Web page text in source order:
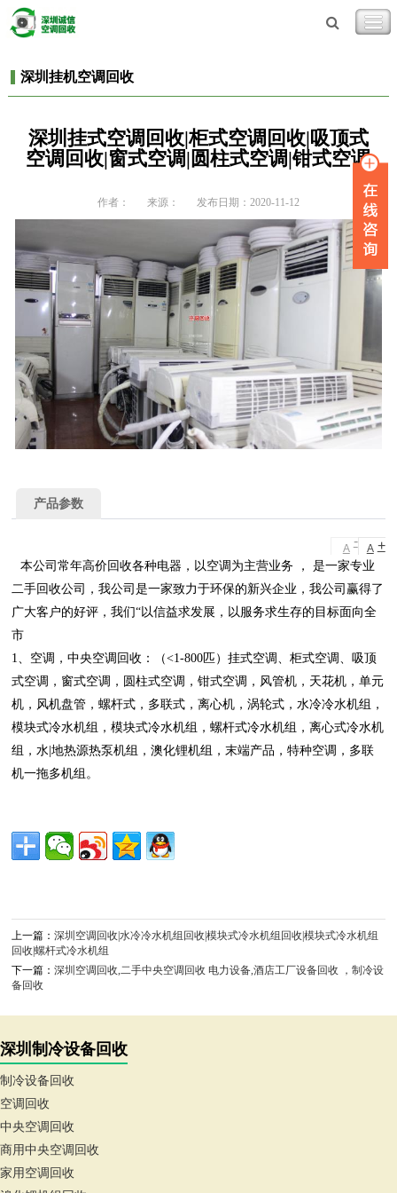
深圳挂机空调回收
深圳挂式空调回收|柜式空调回收|吸顶式
空调回收|窗式空调|圆柱式空调|钳式空调
作者： 来源： 发布日期：2020-11-12
产品参数
A - A +
本公司常年高价回收各种电器，以空调为主营业务 ， 是一家专业
二手回收公司，我公司是一家致力于环保的新兴企业，我公司赢得了
广大客户的好评，我们“以信益求发展，以服务求生存的目标面向全
市
1、空调，中央空调回收：（<1-800匹）挂式空调、柜式空调、吸顶
式空调，窗式空调，圆柱式空调，钳式空调，风管机，天花机，单元
机，风机盘管，螺杆式，多联式，离心机，涡轮式，水冷冷水机组，
模块式冷水机组，模块式冷水机组，螺杆式冷水机组，离心式冷水机
组，水|地热源热泵机组，澳化锂机组，末端产品，特种空调，多联
机一拖多机组。
上一篇：深圳空调回收|水冷冷水机组回收|模块式冷水机组回收|模块式冷水机组
回收|螺杆式冷水机组
下一篇：深圳空调回收,二手中央空调回收 电力设备,酒店工厂设备回收 ，制冷设
备回收
深圳制冷设备回收
制冷设备回收
空调回收
中央空调回收
商用中央空调回收
家用空调回收